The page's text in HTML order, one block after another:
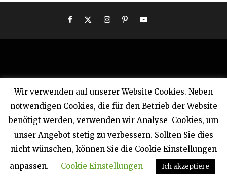
www.ferien-privat.de
www.ferienhausvermittlung.de
Wir verwenden auf unserer Website Cookies. Neben
notwendigen Cookies, die für den Betrieb der Website
benötigt werden, verwenden wir Analyse-Cookies, um
unser Angebot stetig zu verbessern. Sollten Sie dies
nicht wünschen, können Sie die Cookie Einstellungen
anpassen.
Cookie Einstellungen Ich akzeptiere